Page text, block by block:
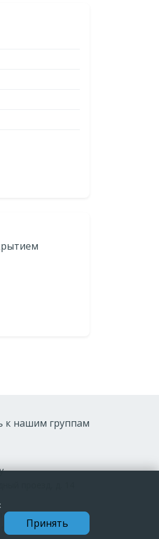
к нашим группам
772006379720
Принять